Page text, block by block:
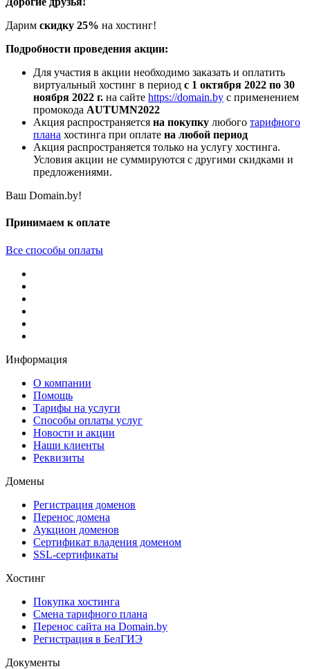
Дарим скидку 25% на хостинг!
Подробности проведения акции:
Для участия в акции необходимо заказать и оплатить
виртуальный хостинг в период с 1 октября 2022 по 30
ноября 2022 г. на сайте https://domain.by с применением
промокода AUTUMN2022
Акция распространяется на покупку любого тарифного
плана хостинга при оплате на любой период
Акция распространяется только на услугу хостинга.
Условия акции не суммируются с другими скидками и
предложениями.
Ваш Domain.by!
Принимаем к оплате
Все способы оплаты
Информация
О компании
Помощь
Тарифы на услуги
Способы оплаты услуг
Новости и акции
Наши клиенты
Реквизиты
Домены
Регистрация доменов
Перенос домена
Аукцион доменов
Сертификат владения доменом
SSL-сертификаты
Хостинг
Покупка хостинга
Смена тарифного плана
Перенос сайта на Domain.by
Регистрация в БелГИЭ
Документы